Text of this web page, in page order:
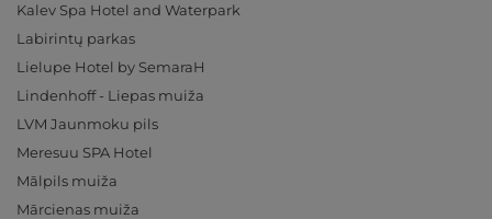
Kalev Spa Hotel and Waterpark
Labirintų parkas
Lielupe Hotel by SemaraH
Lindenhoff - Liepas muiža
LVM Jaunmoku pils
Meresuu SPA Hotel
Mālpils muiža
Mārcienas muiža